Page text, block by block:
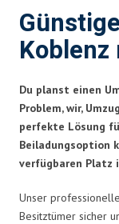
Koblenz
Du planst einen
Problem, wir,
perfekte Lösung
Beiladungsoption
verfügbaren Platz
Unser
Besitztümer sicher